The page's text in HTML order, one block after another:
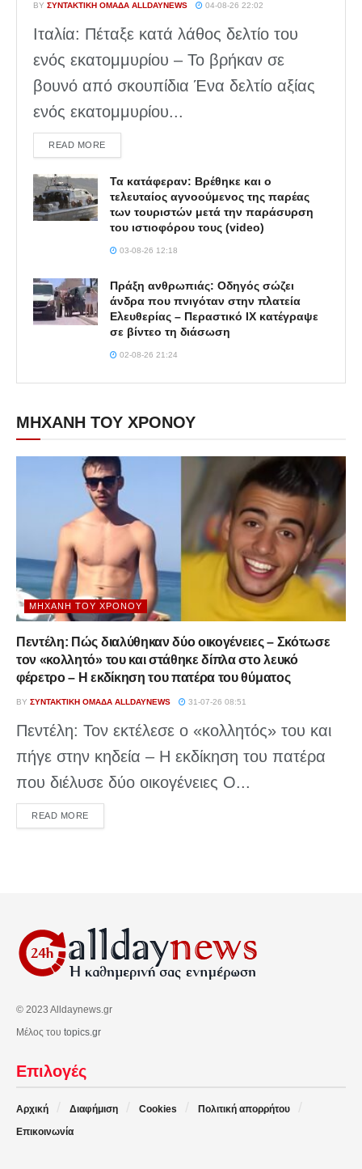
BY ΣΥΝΤΑΚΤΙΚΉ ΟΜΆΔΑ ALLDAYNEWS 04-08-26 22:02
Ιταλία: Πέταξε κατά λάθος δελτίο του
ενός εκατομμυρίου – Το βρήκαν σε
βουνό από σκουπίδια Ένα δελτίο αξίας
ενός εκατομμυρίου...
READ MOREDETAILS
Τα κατάφεραν: Βρέθηκε και ο
τελευταίος αγνοούμενος της παρέας
των τουριστών μετά την παράσυρση
του ιστιοφόρου τους (video)
03-08-26 12:18
Πράξη ανθρωπιάς: Οδηγός σώζει
άνδρα που πνιγόταν στην πλατεία
Ελευθερίας – Περαστικό ΙΧ κατέγραψε
σε βίντεο τη διάσωση
02-08-26 21:24
ΜΗΧΑΝΗ ΤΟΥ ΧΡΟΝΟΥ
ΜΗΧΑΝΉ ΤΟΥ ΧΡΌΝΟΥ
Πεντέλη: Πώς διαλύθηκαν δύο οικογένειες – Σκότωσε
τον «κολλητό» του και στάθηκε δίπλα στο λευκό
φέρετρο – Η εκδίκηση του πατέρα του θύματος
BY ΣΥΝΤΑΚΤΙΚΉ ΟΜΆΔΑ ALLDAYNEWS 31-07-26 08:51
Πεντέλη: Τον εκτέλεσε ο «κολλητός» του και
πήγε στην κηδεία – Η εκδίκηση του πατέρα
που διέλυσε δύο οικογένειες Ο...
READ MOREDETAILS
© 2023 Alldaynews.gr
Μέλος του topics.gr
Επιλογές
Αρχική Διαφήμιση Cookies
Πολιτική απορρήτου
Επικοινωνία